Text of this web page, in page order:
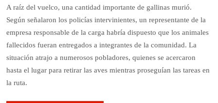
A raíz del vuelco, una cantidad importante de gallinas murió.
Según señalaron los policías intervinientes, un representante de la
empresa responsable de la carga habría dispuesto que los animales
fallecidos fueran entregados a integrantes de la comunidad. La
situación atrajo a numerosos pobladores, quienes se acercaron
hasta el lugar para retirar las aves mientras proseguían las tareas en
la ruta.